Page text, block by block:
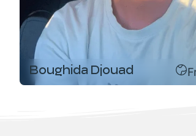
Boughida Djouad